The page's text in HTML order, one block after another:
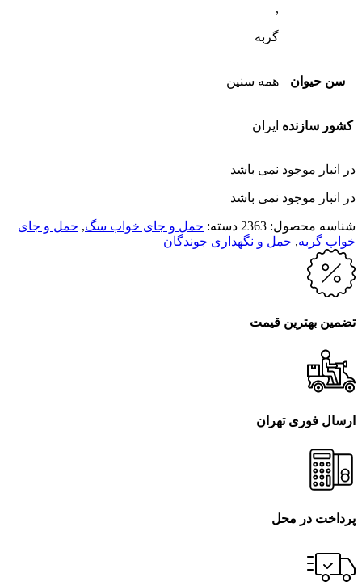
,
گربه
سن حیوان همه سنین
کشور سازنده ایران
در انبار موجود نمی باشد
در انبار موجود نمی باشد
شناسه محصول: 2363 دسته: حمل و جای خواب سگ, حمل و جای
خواب گربه, حمل و نگهداری جوندگان
تضمین بهترین قیمت
ارسال فوری تهران
پرداخت در محل